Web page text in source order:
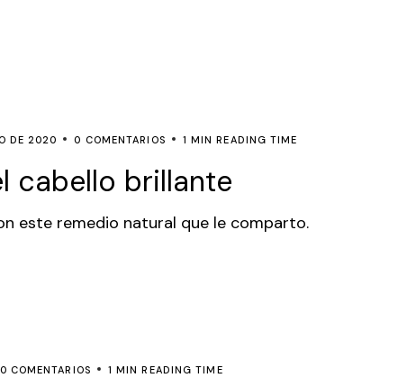
DE 2020 0 COMENTARIOS 1 MIN READING TIME
cabello brillante
este remedio natural que le comparto.
0 COMENTARIOS 1 MIN READING TIME